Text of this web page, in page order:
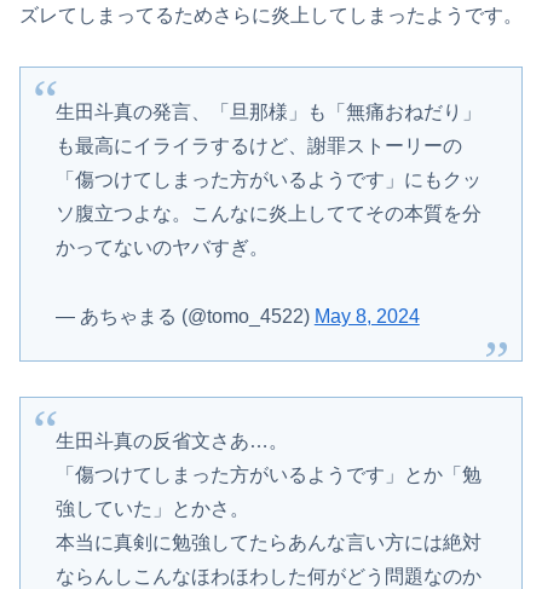
ズレてしまってるためさらに炎上してしまったようです。
生田斗真の発言、「旦那様」も「無痛おねだり」
も最高にイライラするけど、謝罪ストーリーの
「傷つけてしまった方がいるようです」にもクッ
ソ腹立つよな。こんなに炎上しててその本質を分
かってないのヤバすぎ。
— あちゃまる (@tomo_4522) May 8, 2024
生田斗真の反省文さあ…。
「傷つけてしまった方がいるようです」とか「勉
強していた」とかさ。
本当に真剣に勉強してたらあんな言い方には絶対
ならんしこんなほわほわした何がどう問題なのか